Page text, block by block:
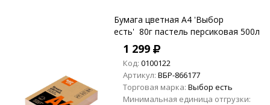
Бумага цветная A4 'Выбор
есть' 80г пастель персиковая 500л
1 299
Код: 0100122
Артикул: ВБР-866177
Торговая марка: Выбор есть
Минимальная единица отгрузки: